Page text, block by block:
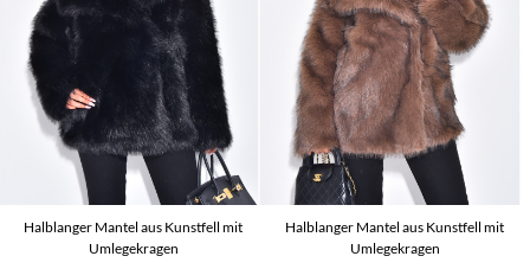
Halblanger Mantel aus Kunstfell mit
Umlegekragen
Halblanger Mantel aus Kunstfell mit
Umlegekragen